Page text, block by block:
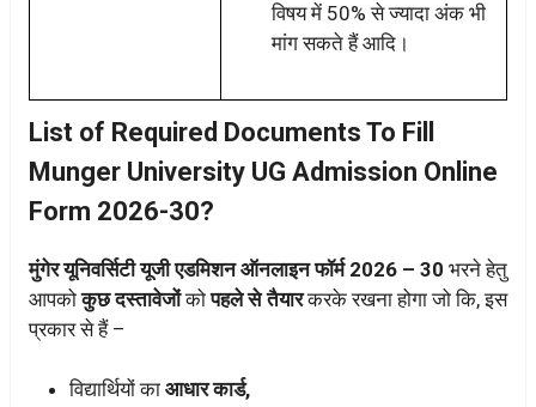
विषय में 50% से ज्यादा अंक भी
मांग सकते हैं आदि।
List of Required Documents To Fill
Munger University UG Admission Online
Form 2026-30?
मुंगेर यूनिवर्सिटी यूजी एडमिशन ऑनलाइन फॉर्म 2026 – 30 भरने हेतु
आपकोकुछ दस्तावेजोंकोपहले से तैयारकरके रखना होगा जो कि, इस
प्रकार से हैं –
विद्यार्थियों का आधार कार्ड,